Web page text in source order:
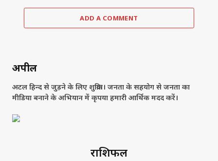
ADD A COMMENT
अपील
अटल हिन्द से जुड़ने के लिए शुक्रिया। जनता के सहयोग से जनता का
मीडिया बनाने के अभियान में कृपया हमारी आर्थिक मदद करें।
राशिफल